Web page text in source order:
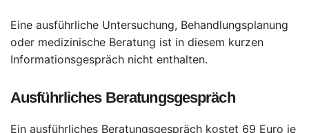
Eine ausführliche Untersuchung, Behandlungsplanung
oder medizinische Beratung ist in diesem kurzen
Informationsgespräch nicht enthalten.
Ausführliches Beratungsgespräch
Ein ausführliches Beratungsgespräch kostet 69 Euro je